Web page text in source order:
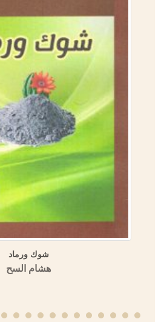
الدولة الأموية في المشرق والأندلس
(مسالك الأبصار في ممالك
منشورات الجمعية